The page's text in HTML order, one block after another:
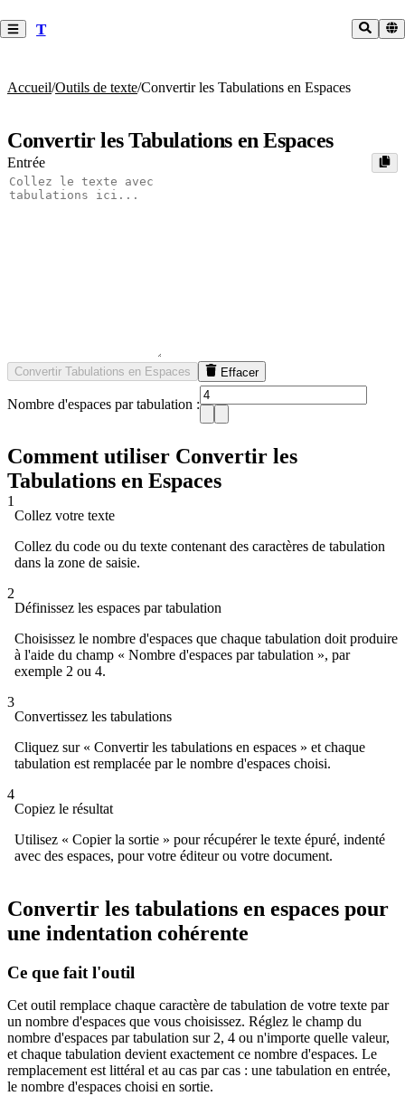
T
Accueil/Outils de texte/Convertir les Tabulations en Espaces
Convertir les Tabulations en Espaces
Entrée
Convertir Tabulations en Espaces Effacer
Nombre d'espaces par tabulation :
Comment utiliser Convertir les
Tabulations en Espaces
1
Collez votre texte
Collez du code ou du texte contenant des caractères de tabulation
dans la zone de saisie.
2
Définissez les espaces par tabulation
Choisissez le nombre d'espaces que chaque tabulation doit produire
à l'aide du champ « Nombre d'espaces par tabulation », par
exemple 2 ou 4.
3
Convertissez les tabulations
Cliquez sur « Convertir les tabulations en espaces » et chaque
tabulation est remplacée par le nombre d'espaces choisi.
4
Copiez le résultat
Utilisez « Copier la sortie » pour récupérer le texte épuré, indenté
avec des espaces, pour votre éditeur ou votre document.
Convertir les tabulations en espaces pour
une indentation cohérente
Ce que fait l'outil
Cet outil remplace chaque caractère de tabulation de votre texte par
un nombre d'espaces que vous choisissez. Réglez le champ du
nombre d'espaces par tabulation sur 2, 4 ou n'importe quelle valeur,
et chaque tabulation devient exactement ce nombre d'espaces. Le
remplacement est littéral et au cas par cas : une tabulation en entrée,
le nombre d'espaces choisi en sortie.